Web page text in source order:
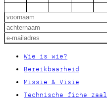
Wie is wie?
Bereikbaarheid
Missie & Visie
Technische fiche zaal